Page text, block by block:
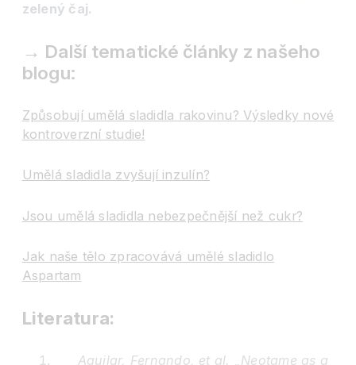
zelený čaj.
→ Další tematické články z našeho
blogu:
Způsobují umělá sladidla rakovinu? Výsledky nové
kontroverzní studie!
Umělá sladidla zvyšují inzulín?
Jsou umělá sladidla nebezpečnější než cukr?
Jak naše tělo zpracovává umělé sladidlo
Aspartam
Literatura:
Aguilar, Fernando, et al. „Neotame as a